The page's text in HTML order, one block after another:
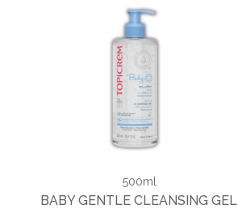
500ml
BABY GENTLE CLEANSING GEL